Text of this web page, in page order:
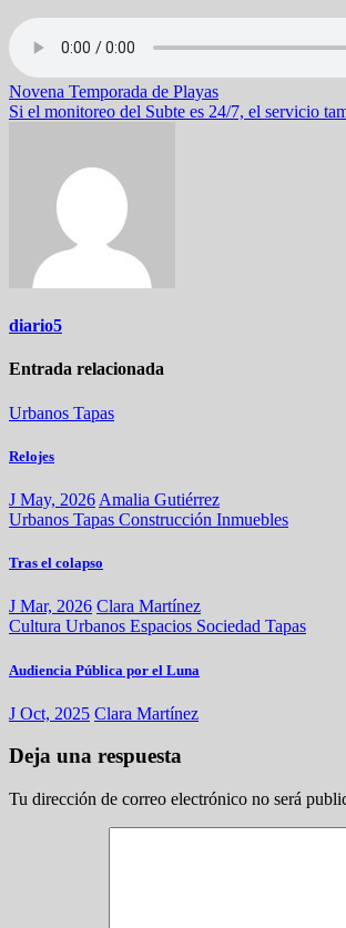
Navegación
de
Novena Temporada de Playas
Si el monitoreo del Subte es 24/7, el servicio
diario5
Entrada relacionada
Urbanos Tapas
Relojes
J May, 2026 Amalia Gutiérrez
Urbanos Tapas Construcción Inmuebles
Tras el colapso
J Mar, 2026 Clara Martínez
Cultura Urbanos Espacios Sociedad Tapas
Audiencia Pública por el Luna
J Oct, 2025 Clara Martínez
Deja una respuesta
Tu dirección de correo electrónico no será